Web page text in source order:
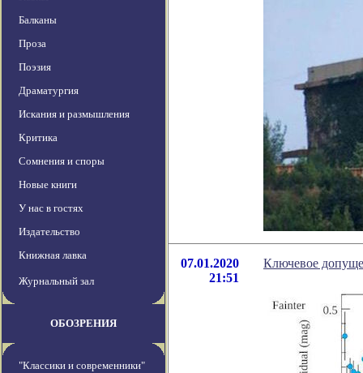
Балканы
Проза
Поэзия
Драматургия
Искания и размышления
Критика
Сомнения и споры
Новые книги
У нас в гостях
Издательство
Книжная лавка
Журнальный зал
ОБОЗРЕНИЯ
"Классики и современники"
07.01.2020
21:51
Ключевое